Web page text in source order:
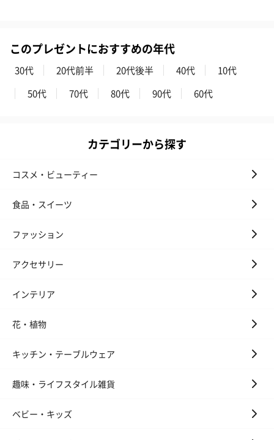
出産祝いギフトへの＋αにおすすめです。お母様にもお子様にも嬉
しいギフトオプションをご用意いたしました。
絵本&うさぎ（ピンク）
葉酸入りデカ
結婚祝いちょい足しギフト
ションをご用意いたしました。
このプレゼントにおすすめの年代
30代 20代前半 20代後半 40代
10代
50代
70代 80代 90代 60代
カテゴリーから探す
コスメ・ビューティー
食品・スイーツ
ファッション
アクセサリー
インテリア
花・植物
キッチン・テーブルウェア
趣味・ライフスタイル雑貨
ベビー・キッズ